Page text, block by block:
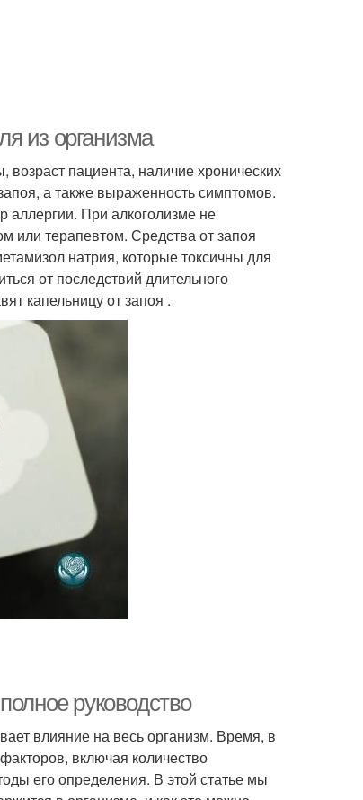
из организма
пациента, наличие хронических
а также выраженность симптомов.
аллергии. При алкоголизме не
или терапевтом. Средства от запоя
натрия, которые токсичны для
от последствий длительного
капельницу от запоя .
руководство
влияние на весь организм. Время, в
включая количество
его определения. В этой статье мы